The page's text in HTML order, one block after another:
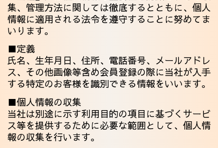
採用情報
集、管理方法に関しては徹底するとともに、 個人
情報に適用される法令を遵守することに努めてま
いります。
■定義
氏名、生年月日、住所、電話番号、メールアドレ
ス、その他画像等含め会員登録の際に当社が入手
する特定のお客様を識別できる情報をいいます。
■個人情報の収集
当社は別途に示す利用目的の項目に基づくサービ
ス等を提供するために必要な範囲として、個人情
報の収集を行います。